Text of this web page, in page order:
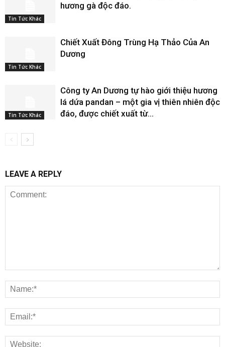
Tin Tức Khác
hương gà độc đáo.
Tin Tức Khác
Chiết Xuất Đông Trùng Hạ Thảo Của An
Dương
Tin Tức Khác
Công ty An Dương tự hào giới thiệu hương
lá dứa pandan – một gia vị thiên nhiên độc
đáo, được chiết xuất từ...
LEAVE A REPLY